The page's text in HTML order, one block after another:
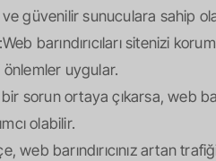
güvenilir sunuculara sahip
barındırıcıları sitenizi
önlemler uygular.
sorun ortaya çıkarsa, web
olabilir.
web barındırıcınız artan